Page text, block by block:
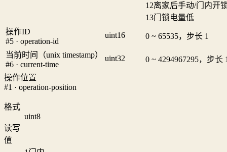
12离家后手动/门内开
13门锁电量低
操作ID
#5 · operation-id
uint16 0 ~ 65535，步长 1
当前时间（unix timestamp）
#6 · current-time
uint32 0 ~ 4294967295，步长 1
操作位置
#1 · operation-position
格式
uint8
读写
值